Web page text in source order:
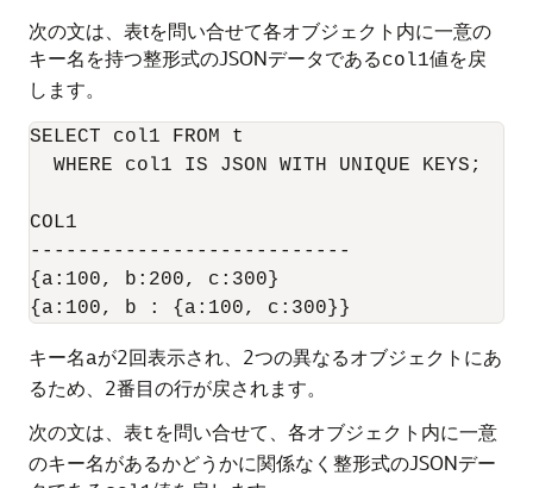
次の文は、表tを問い合せて各オブジェクト内に一意の
キー名を持つ整形式のJSONデータであるcol1値を戻
します。
SELECT col1 FROM t
  WHERE col1 IS JSON WITH UNIQUE KEYS;
COL1
---------------------------
{a:100, b:200, c:300}
キー名aが2回表示され、2つの異なるオブジェクトにあ
るため、2番目の行が戻されます。
次の文は、表t を問い合せて、各オブジェクト内に一意
のキー名があるかどうかに関係なく整形式のJSONデー